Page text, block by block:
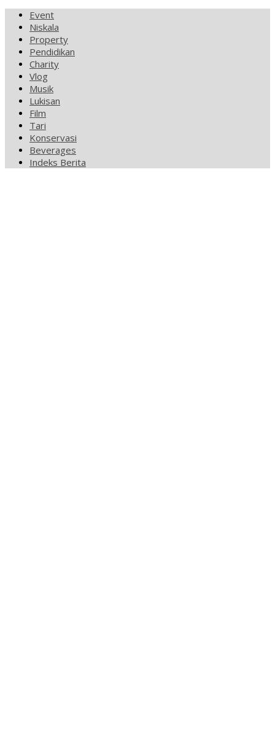
Event
Niskala
Property
Pendidikan
Charity
Vlog
Musik
Lukisan
Film
Tari
Konservasi
Beverages
Indeks Berita